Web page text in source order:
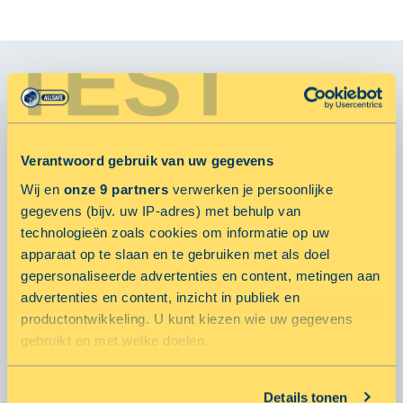
TEST
Verantwoord gebruik van uw gegevens
Wij en onze 9 partners verwerken je persoonlijke
gegevens (bijv. uw IP-adres) met behulp van
technologieën zoals cookies om informatie op uw
apparaat op te slaan en te gebruiken met als doel
gepersonaliseerde advertenties en content, metingen aan
advertenties en content, inzicht in publiek en
productontwikkeling. U kunt kiezen wie uw gegevens
gebruikt en met welke doelen.
Details tonen
NIEUWSTE ARTIKELEN
28 augustus 2024 door ALLSAFE
Van villa naar tiny house: Eveline heeft nu meer
ruimte over voor leuke dingen
28 juni 2024 door ALLSAFE
Zorgeloze vakantie met ALLSAFE
18 juni 2024 door ALLSAFE